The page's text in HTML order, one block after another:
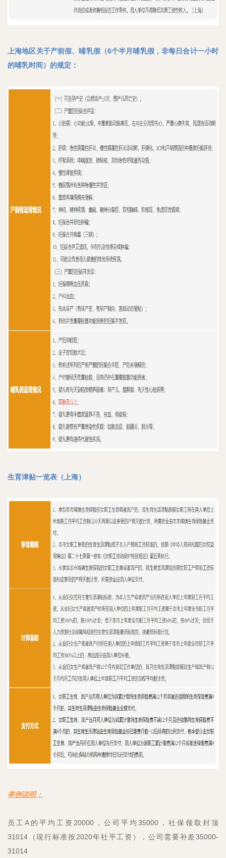
上海地区关于产前假、哺乳假（6个半月哺乳假，非每日合计一小时
的哺乳时间）的规定：
生育津贴一览表（上海）
举例说明：
员工A的平均工资20000，公司平均35000，社保领取封顶
31014（现行标准按2020年社平工资），公司需要补差35000-
31014